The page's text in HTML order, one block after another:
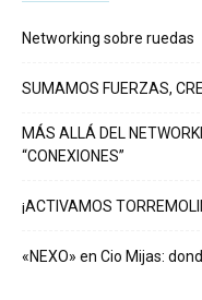
Networking sobre ruedas
SUMAMOS FUERZAS,
MÁS ALLÁ DEL
“CONEXIONES”
¡ACTIVAMOS
«NEXO» en Cio Mijas: